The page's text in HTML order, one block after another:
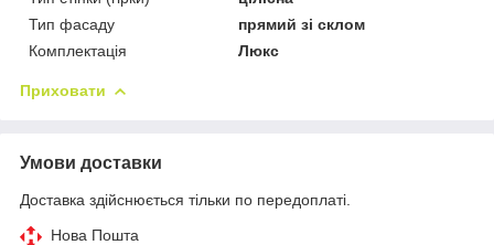
Тип фасаду
прямий зі склом
Комплектація
Люкс
Приховати
Умови доставки
Доставка здійснюється тільки по передоплаті.
Нова Пошта